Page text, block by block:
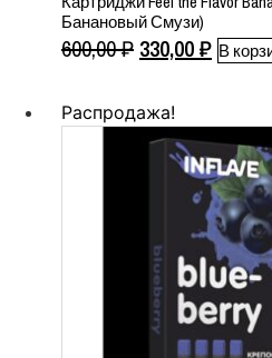
Банановый Смузи)
600,00₽
составляла
600,00 ₽.
330,00₽ В
Распродажа!